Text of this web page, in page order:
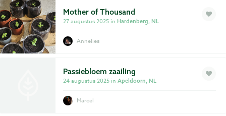
Mother of Thousand
27 augustus 2025 in Hardenberg, NL
Annelies
Passiebloem zaailing
24 augustus 2025 in Apeldoorn, NL
Marcel